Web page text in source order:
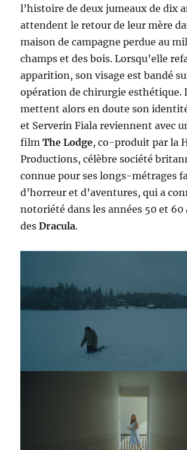
l’histoire de deux jumeaux de dix
attendent le retour de leur mère
maison de campagne perdue au
champs et des bois. Lorsqu’elle
apparition, son visage est bandé
opération de chirurgie esthétique.
mettent alors en doute son
et Serverin Fiala reviennent avec
filmThe Lodge, co-produit par la
Productions, célèbre société
connue pour ses longs-métrages
d’horreur et d’aventures, qui a
notoriété dans les années 50 et 60
desDracula.